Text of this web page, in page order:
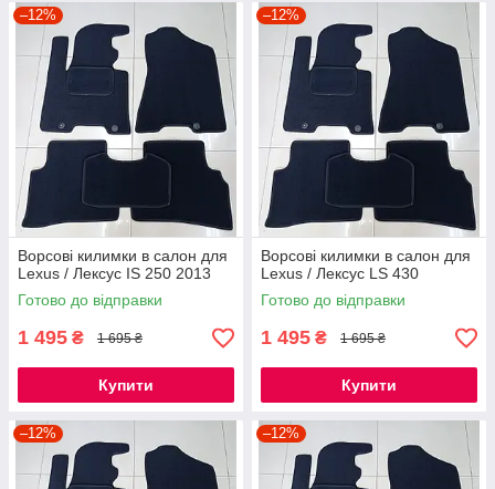
–12%
Ворсові килимки в салон для
Lexus / Лексус IS 250 2013
Готово до відправки
1 495 ₴ 1 695 ₴
Купити
–12%
Ворсові килимки в салон для
Lexus / Лексус LS 430
Готово до відправки
1 495 ₴ 1 695 ₴
Купити
–12% –12%